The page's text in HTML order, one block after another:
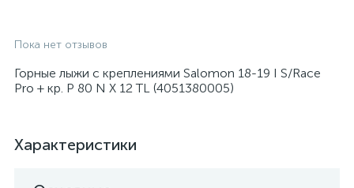
Пока нет отзывов
Горные лыжи с креплениями Salomon 18-19 I S/Race
Pro + кр. P 80 N X 12 TL (4051380005)
Характеристики